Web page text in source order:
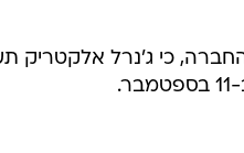
כי ג'נרל אלקטריק